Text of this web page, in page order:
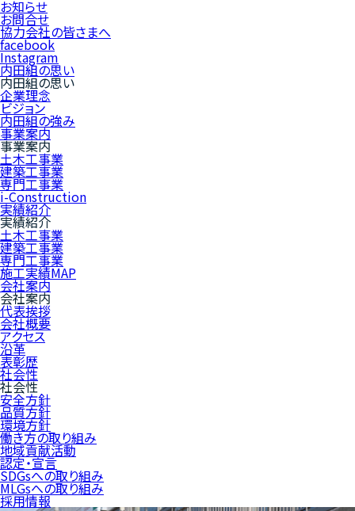
お知らせ
お問合せ
協力会社の皆さまへ
facebook
Instagram
内田組の思い
内田組の思い
企業理念
ビジョン
内田組の強み
事業案内
事業案内
土木工事業
建築工事業
専門工事業
i-Construction
実績紹介
実績紹介
土木工事業
建築工事業
専門工事業
施工実績MAP
会社案内
会社案内
代表挨拶
会社概要
アクセス
沿革
表彰歴
社会性
社会性
安全方針
品質方針
環境方針
働き方の取り組み
地域貢献活動
認定・宣言
SDGsへの取り組み
MLGsへの取り組み
採用情報